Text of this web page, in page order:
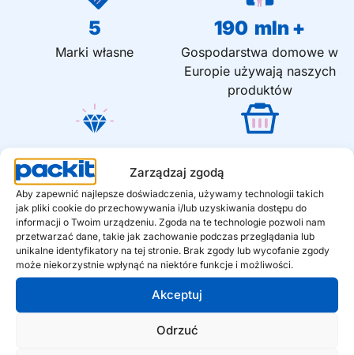
Zarządzaj zgodą
Aby zapewnić najlepsze doświadczenia, używamy technologii takich
jak pliki cookie do przechowywania i/lub uzyskiwania dostępu do
informacji o Twoim urządzeniu. Zgoda na te technologie pozwoli nam
przetwarzać dane, takie jak zachowanie podczas przeglądania lub
unikalne identyfikatory na tej stronie. Brak zgody lub wycofanie zgody
może niekorzystnie wpłynąć na niektóre funkcje i możliwości.
Akceptuj
Odrzuć
Marki własne
5
Gospodarstwa domowe w
Europie używają naszych
produktów
190
  mln +
Wartość dla konsumenta
€ 400
Lokalizacje detaliczne w
Europie
Szukasz inteligentnego partnera?
Chętnie to dla Ciebie